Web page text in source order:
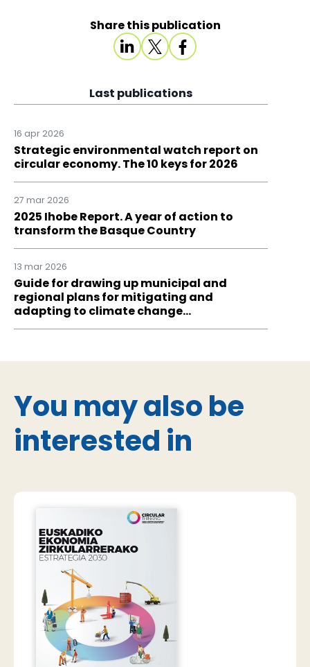
Share this publication
Last publications
16 apr 2026
Strategic environmental watch report on
circular economy. The 10 keys for 2026
27 mar 2026
2025 Ihobe Report. A year of action to
transform the Basque Country
13 mar 2026
Guide for drawing up municipal and
regional plans for mitigating and
adapting to climate change…
You may also be
interested in